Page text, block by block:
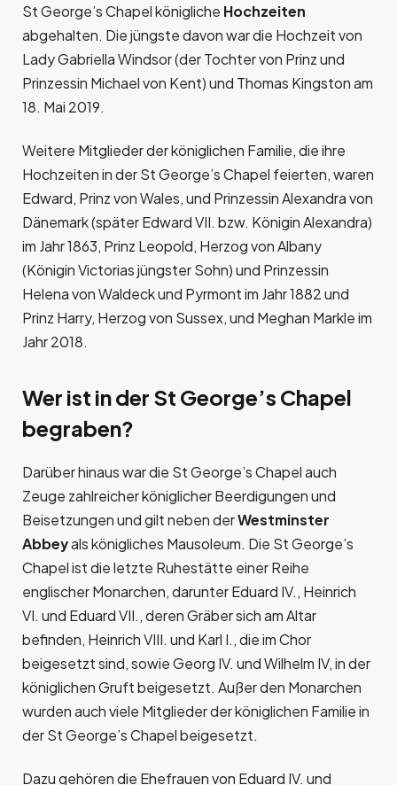
St George’s Chapel königliche Hochzeiten
abgehalten. Die jüngste davon war die Hochzeit von
Lady Gabriella Windsor (der Tochter von Prinz und
Prinzessin Michael von Kent) und Thomas Kingston am
18. Mai 2019.
Weitere Mitglieder der königlichen Familie, die ihre
Hochzeiten in der St George’s Chapel feierten, waren
Edward, Prinz von Wales, und Prinzessin Alexandra von
Dänemark (später Edward VII. bzw. Königin Alexandra)
im Jahr 1863, Prinz Leopold, Herzog von Albany
(Königin Victorias jüngster Sohn) und Prinzessin
Helena von Waldeck und Pyrmont im Jahr 1882 und
Prinz Harry, Herzog von Sussex, und Meghan Markle im
Jahr 2018.
Wer ist in der St George’s Chapel
begraben?
Darüber hinaus war die St George’s Chapel auch
Zeuge zahlreicher königlicher Beerdigungen und
Beisetzungen und gilt neben derWestminster
Abbeyals königliches Mausoleum. Die St George’s
Chapel ist die letzte Ruhestätte einer Reihe
englischer Monarchen, darunter Eduard IV., Heinrich
VI. und Eduard VII., deren Gräber sich am Altar
befinden, Heinrich VIII. und Karl I., die im Chor
beigesetzt sind, sowie Georg IV. und Wilhelm IV, in der
königlichen Gruft beigesetzt. Außer den Monarchen
wurden auch viele Mitglieder der königlichen Familie in
der St George’s Chapel beigesetzt.
Dazu gehören die Ehefrauen von Eduard IV. und